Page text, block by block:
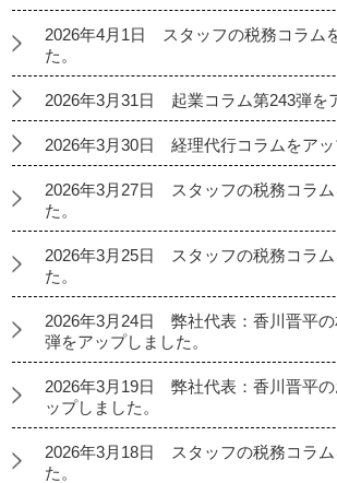
2026年4月1日 スタッフの税務コラム
た。
2026年3月31日 起業コラム第243弾を
2026年3月30日 経理代行コラムをアッ
2026年3月27日 スタッフの税務コラム
た。
2026年3月25日 スタッフの税務コラム
た。
2026年3月24日 弊社代表：香川晋平
弾をアップしました。
2026年3月19日 弊社代表：香川晋平
ップしました。
2026年3月18日 スタッフの税務コラム
た。